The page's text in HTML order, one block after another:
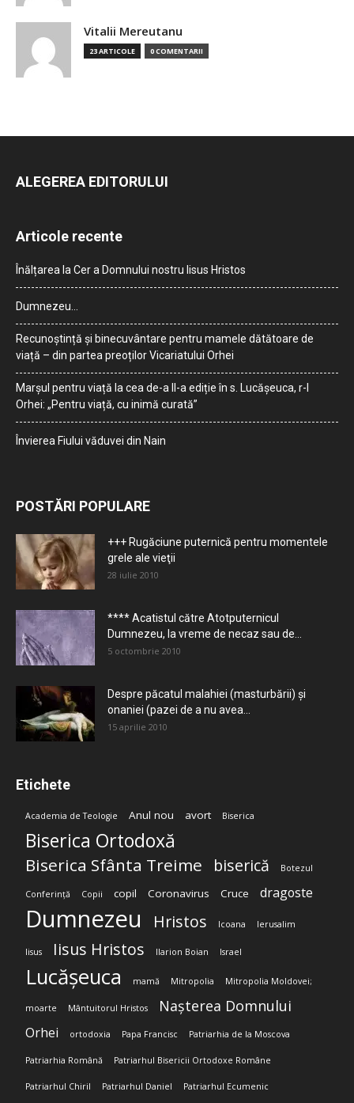
Vitalii Mereutanu
23 ARTICOLE 0 COMENTARII
ALEGEREA EDITORULUI
Articole recente
Înălțarea la Cer a Domnului nostru Iisus Hristos
Dumnezeu…
Recunoștință și binecuvântare pentru mamele dătătoare de
viață – din partea preoților Vicariatului Orhei
Marșul pentru viață la cea de-a II-a ediție în s. Lucășeuca, r-l
Orhei: „Pentru viață, cu inimă curată”
Învierea Fiului văduvei din Nain
POSTĂRI POPULARE
+++ Rugăciune puternică pentru momentele
grele ale vieţii
28 iulie 2010
**** Acatistul către Atotputernicul
Dumnezeu, la vreme de necaz sau de...
5 octombrie 2010
Despre păcatul malahiei (masturbării) şi
onaniei (pazei de a nu avea...
15 aprilie 2010
Etichete
Academia de Teologie Anul nou avort Biserica
Biserica Ortodoxă
Biserica Sfânta Treime biserică Botezul
Conferință Copii copil Coronavirus Cruce dragoste
Dumnezeu Hristos Icoana Ierusalim
Iisus Iisus Hristos Ilarion Boian Israel
Lucășeuca mamă Mitropolia Mitropolia Moldovei;
moarte Mântuitorul Hristos Nașterea Domnului
Orhei ortodoxia Papa Francisc Patriarhia de la Moscova
Patriarhia Română Patriarhul Bisericii Ortodoxe Române
Patriarhul Chiril Patriarhul Daniel Patriarhul Ecumenic